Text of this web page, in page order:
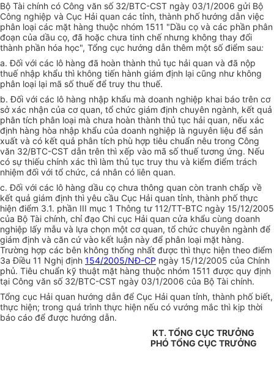
Bộ Tài chính có Công văn số 32/BTC-CST ngày 03/1/2006 gửi Bộ
Công nghiệp và Cục Hải quan các tỉnh, thành phố hướng dẫn việc
phân loại các mặt hàng thuộc nhóm 1511 "Dầu cọ và các phần phân
đoạn của dầu cọ, đã hoặc chưa tinh chế nhưng không thay đổi
thành phần hóa học", Tổng cục hướng dẫn thêm một số điểm sau:
a. Đối với các lô hàng đã hoàn thành thủ tục hải quan và đã nộp
thuế nhập khẩu thì không tiến hành giám định lại cũng như không
phân loại lại mã số thuế để truy thu thuế.
b. Đối với các lô hàng nhập khẩu mà doanh nghiệp khai báo trên cơ
sở xác nhận của cơ quan, tổ chức giám định chuyên ngành, kết quả
phân tích phân loại mà chưa hoàn thành thủ tục hải quan, nếu xác
định hàng hòa nhập khẩu của doanh nghiệp là nguyên liệu để sản
xuất và có kết quả phân tích phù hợp tiêu chuẩn nêu trong Công
văn 32/BTC-CST dẫn trên thì xếp vào mã số thuế tương ứng. Nếu
có sự thiếu chính xác thì làm thủ tục truy thu và kiểm điểm trách
nhiệm đối với tổ chức, cá nhân có liên quan.
c. Đối với các lô hàng dầu cọ chưa thông quan còn tranh chấp về
kết quả giám định thì yêu cầu Cục Hải quan tỉnh, thành phố thực
hiện điểm 3.1. phần III mục 1 Thông tư 112/TT-BTC ngày 15/12/2005
của Bộ Tài chính, chỉ đạo Chi cục Hải quan cửa khẩu cùng doanh
nghiệp lấy mẫu và lựa chọn một cơ quan, tổ chức chuyên ngành để
giám định và căn cứ vào kết luận này để phân loại mặt hàng.
Trường hợp các bên không thống nhất được thì thực hiện theo điểm
3a Điều 11 Nghị định 154/2005/NĐ-CP ngày 15/12/2005 của Chính
phủ. Tiêu chuẩn kỹ thuật mặt hàng thuộc nhóm 1511 được quy định
tại Công văn số 32/BTC-CST ngày 03/1/2006 của Bộ Tài chính.
Tổng cục Hải quan hướng dẫn để Cục Hải quan tỉnh, thành phố biết,
thực hiện; trong quá trình thực hiện nếu có vướng mắc thì kịp thời
báo cáo để được hướng dẫn.
KT. TỔNG CỤC TRƯỞNG
PHÓ TỔNG CỤC TRƯỞNG